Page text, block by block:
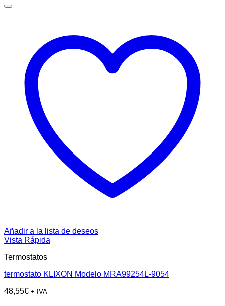
Añadir a la lista de deseos
Vista Rápida
Termostatos
termostato KLIXON Modelo MRA99254L-9054
48,55€ + IVA